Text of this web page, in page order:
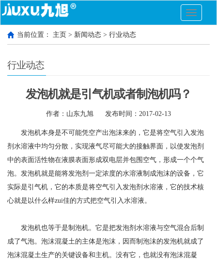
切
换
航
当前位置： 主页 > 新闻动态 > 行业动态
行业动态
发泡机就是引气机或者制泡机吗？
作者：山东九旭 发布时间：2017-02-13
发泡机本身是不可能凭空产出泡沫来的，它是将空气引入发泡
剂水溶液中均匀分散，实现液气尽可能大的接触界面，以使发泡剂
中的表面活性物在液膜表面形成双电层并包围空气，形成一个个气
泡。发泡机就是能将发泡剂一定浓度的水溶液制成泡沫的设备，它
实际是引气机，它的本质是将空气引入发泡剂水溶液，它的技术核
心就是以什么样zui佳的方式把空气引入水溶液。
发泡机也等于是制泡机。它是把发泡剂水溶液与空气混合后制
成了气泡。泡沫混凝土的主体是泡沫，因而制泡沫的发泡机就成了
泡沫混凝土生产的关键设备和主机。没有它，也就没有泡沫混凝